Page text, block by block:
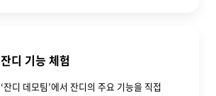
잔디 기능 체험
‘잔디 데모팀’에서 잔디의 주요 기능을 직접